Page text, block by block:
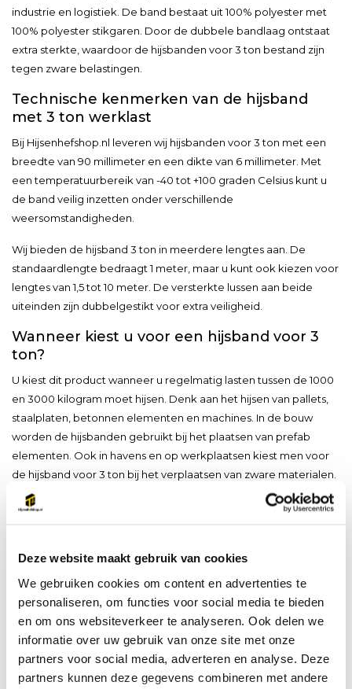
Deze website maakt gebruik van cookies
We gebruiken cookies om content en advertenties te
personaliseren, om functies voor social media te bieden
en om ons websiteverkeer te analyseren. Ook delen we
informatie over uw gebruik van onze site met onze
partners voor social media, adverteren en analyse. Deze
partners kunnen deze gegevens combineren met andere
industrie en logistiek. De band bestaat uit 100% polyester met
100% polyester stikgaren. Door de dubbele bandlaag ontstaat
extra sterkte, waardoor de hijsbanden voor 3 ton bestand zijn
tegen zware belastingen.
Technische kenmerken van de hijsband
met 3 ton werklast
Bij Hijsenhefshop.nl leveren wij hijsbanden voor 3 ton met een
breedte van 90 millimeter en een dikte van 6 millimeter. Met
een temperatuurbereik van -40 tot +100 graden Celsius kunt u
de band veilig inzetten onder verschillende
weersomstandigheden.
Wij bieden de hijsband 3 ton in meerdere lengtes aan. De
standaardlengte bedraagt 1 meter, maar u kunt ook kiezen voor
lengtes van 1,5 tot 10 meter. De versterkte lussen aan beide
uiteinden zijn dubbelgestikt voor extra veiligheid.
Wanneer kiest u voor een hijsband voor 3
ton?
U kiest dit product wanneer u regelmatig lasten tussen de 1000
en 3000 kilogram moet hijsen. Denk aan het hijsen van pallets,
staalplaten, betonnen elementen en machines. In de bouw
worden de hijsbanden gebruikt bij het plaatsen van prefab
elementen. Ook in havens en op werkplaatsen kiest men voor
de hijsband voor 3 ton bij het verplaatsen van zware materialen.
De hijsband 3 ton voldoet aan de EKH-richtlijnen. Deze
adviseren dan ook om bij scherpe lasten hoekbeschermers te
gebruiken. Controleer voor ieder gebruik de hijsband 3 ton op
slijtage, scheuren en beschadigingen. Bij twijfel over de
veiligheid vervangt u de band direct.
Certificering en keuring hijsband 3 ton
Alle hijsbanden voor 3 ton bij Hijsenhefshop.nl voldoen aan de